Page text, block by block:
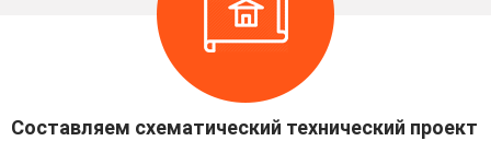
Составляем схематический технический проект